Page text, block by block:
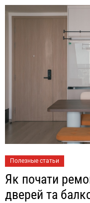
Полезные статьи
Як почати
дверей та